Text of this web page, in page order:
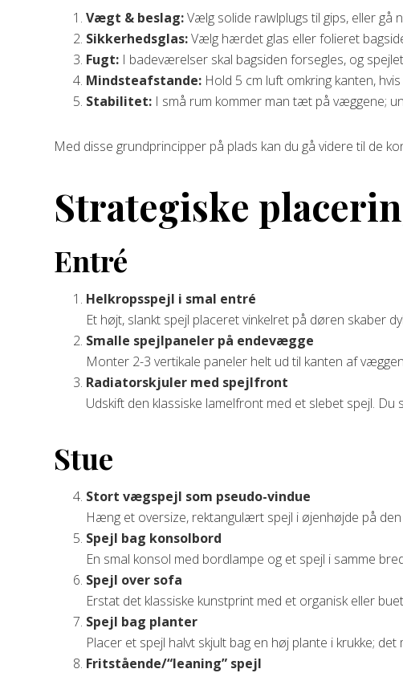
Vægt & beslag:Vælg solide rawlplugs til gips, eller gå
Sikkerhedsglas:Vælg hærdet glas eller folieret
Fugt: I badeværelser skal bagsiden forsegles, og
Mindsteafstande: Hold 5 cm luft omkring kanten,
Stabilitet: I små rum kommer man tæt på væggene;
Med disse grundprincipper på plads kan du gå videre til de
Strategiske
Entré
Helkropsspejl i smal entré
Et højt, slankt spejl placeret vinkelret på døren skaber
Smalle spejlpaneler på endevægge
Monter 2-3 vertikale paneler helt ud til kanten af
Radiatorskjuler med spejlfront
Udskift den klassiske lamelfront med et slebet spejl.
Stue
Stort vægspejl som pseudo-vindue
Hæng et oversize, rektangulært spejl i øjenhøjde på
Spejl bag konsolbord
En smal konsol med bordlampe og et spejl i samme
Spejl over sofa
Erstat det klassiske kunstprint med et organisk eller
Spejl bag planter
Placer et spejl halvt skjult bag en høj plante i krukke;
Fritstående/“leaning” spejl